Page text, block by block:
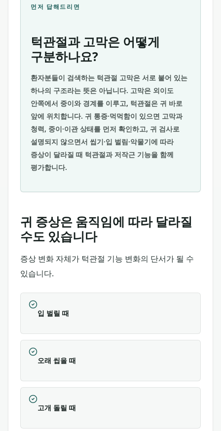
먼저 답해드리면
턱관절과 고막은 어떻게
구분하나요?
환자분들이 검색하는 턱관절 고막은 서로 붙어 있는
하나의 구조라는 뜻은 아닙니다. 고막은 외이도
안쪽에서 중이와 경계를 이루고, 턱관절은 귀 바로
앞에 위치합니다. 귀 통증·먹먹함이 있으면 고막과
청력, 중이·이관 상태를 먼저 확인하고, 귀 검사로
설명되지 않으면서 씹기·입 벌림·악물기에 따라
증상이 달라질 때 턱관절과 저작근 기능을 함께
평가합니다.
귀 증상은 움직임에 따라 달라질
수도 있습니다
증상 변화 자체가 턱관절 기능 변화의 단서가 될 수
있습니다.
입 벌릴 때
오래 씹을 때
고개 돌릴 때